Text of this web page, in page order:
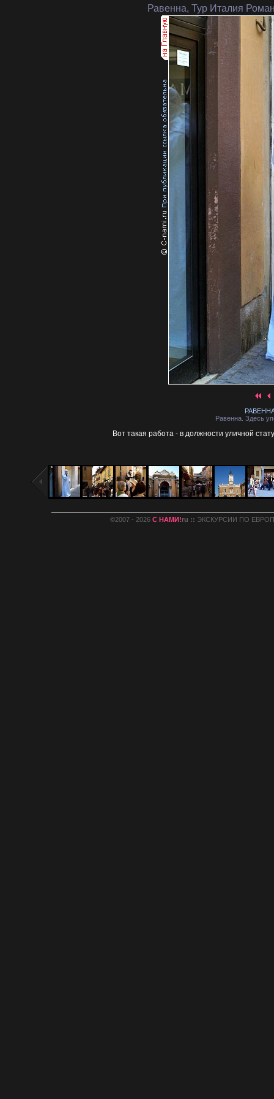
Равенна, Тур Италия
РАВЕННА
Равенна. Здесь
Вот такая работа - в должности уличной
©2007 - 2026 С НАМИ!ru :: ЭКСКУРСИИ ПО ЕВРОПЕ